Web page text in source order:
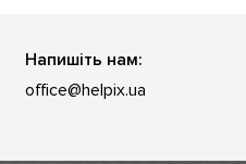
Напишіть нам:
office@helpix.ua